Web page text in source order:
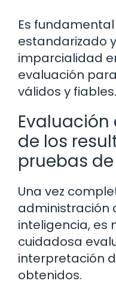
Es
estandarizado
imparcialidad
evaluación
válidos y fiables.
de los
pruebas
Una vez
administración
inteligencia, es
cuidadosa
interpretación
obtenidos.